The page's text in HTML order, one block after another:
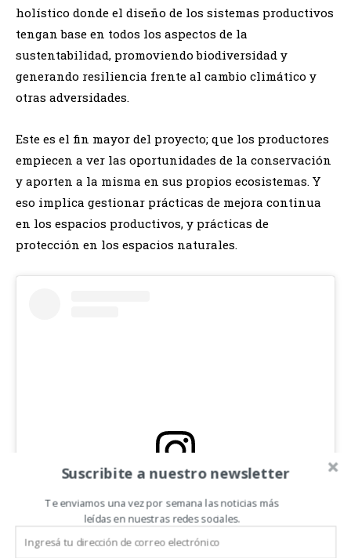
holístico donde el diseño de los sistemas productivos
tengan base en todos los aspectos de la
sustentabilidad, promoviendo biodiversidad y
generando resiliencia frente al cambio climático y
otras adversidades.
Este es el fin mayor del proyecto; que los productores
empiecen a ver las oportunidades de la conservación
y aporten a la misma en sus propios ecosistemas. Y
eso implica gestionar prácticas de mejora continua
en los espacios productivos, y prácticas de
protección en los espacios naturales.
Suscribite a nuestro newsletter
Te enviamos una vez por semana las noticias más
leídas en nuestras redes sociales.